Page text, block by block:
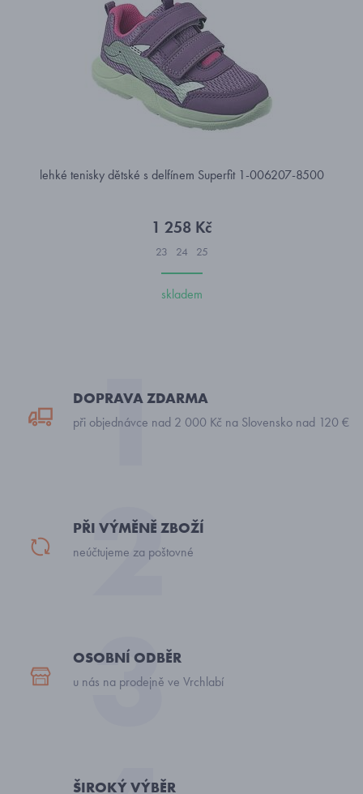
lehké tenisky dětské s delfínem Superfit 1-006207-8500
1 258 Kč
23 24 25
skladem
DOPRAVA ZDARMA
při objednávce nad 2 000 Kč na Slovensko nad 120 €
PŘI VÝMĚNĚ ZBOŽÍ
neúčtujeme za poštovné
OSOBNÍ ODBĚR
u nás na prodejně ve Vrchlabí
ŠIROKÝ VÝBĚR